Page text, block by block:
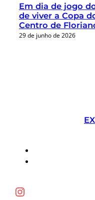
Em dia de jogo
de viver a Copa
Centro de
29 de junho de 2026
Instagram